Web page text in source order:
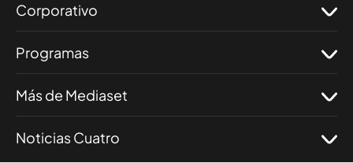
Corporativo
Programas
Más de Mediaset
Noticias Cuatro